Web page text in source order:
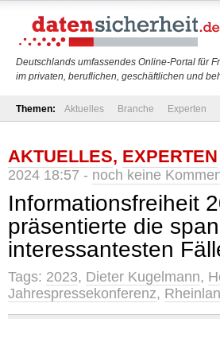
Deutschlands umfassendes Online-Portal für
im privaten, beruflichen, geschäftlichen und
Themen: Aktuelles Branche Experten
AKTUELLES, EXPERTEN
2024 18:57 - noch keine
Informationsfreiheit
präsentierte die
interessantesten
Tags: 2023, Dieter Kugelmann,
Jahrespressekonferenz,